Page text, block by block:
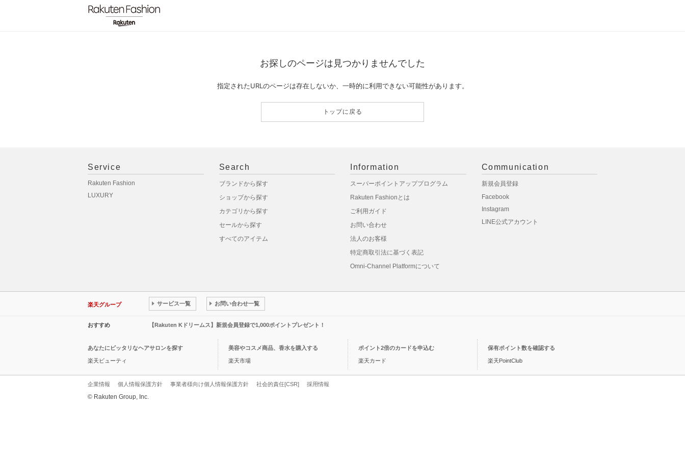
お探しのページは見つかりませんでした
指定されたURLのページは存在しないか、一時的に利用できない可能性があります。
トップに戻る
Service
Rakuten Fashion
LUXURY
Search
ブランドから探す
ショップから探す
カテゴリから探す
セールから探す
すべてのアイテム
Information
スーパーポイントアッププログラム
Rakuten Fashionとは
ご利用ガイド
お問い合わせ
法人のお客様
特定商取引法に基づく表記
Omni-Channel Platformについて
Communication
新規会員登録
Facebook
Instagram
LINE公式アカウント
楽天グループ サービス一覧 お問い合わせ一覧
おすすめ 【Rakuten Kドリームス】新規会員登録で1,000ポイントプレゼント！
あなたにピッタリなヘアサロンを探す
楽天ビューティ
美容やコスメ商品、香水を購入する
楽天市場
ポイント2倍のカードを申込む
楽天カード
保有ポイント数を確認する
楽天PointClub
企業情報 個人情報保護方針 事業者様向け個人情報保護方針 社会的責任[CSR] 採用情報
© Rakuten Group, Inc.